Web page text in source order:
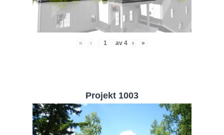
« ‹ av 4 › »
Projekt 1003